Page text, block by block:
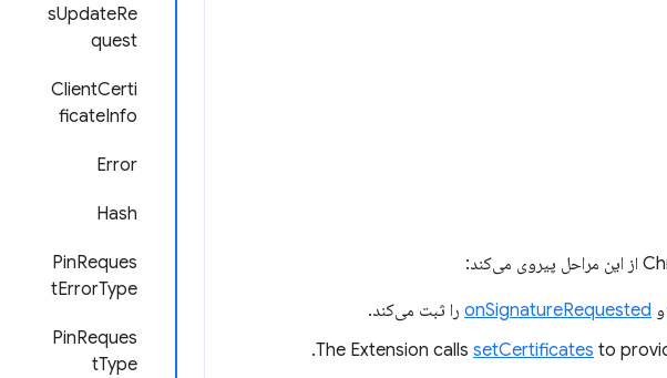
sUpdateRe
quest
ClientCerti
ficateInfo
Error
Hash
PinReques
tErrorType
PinReques
tType
و onSignatureRequested را ثبت می‌کند.
The Extension calls setCertificates to